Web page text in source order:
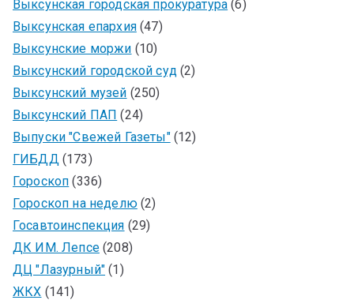
Выксунская городская прокуратура (6)
Выксунская епархия(47)
Выксунские моржи (10)
Выксунский городской суд(2)
Выксунский музей (250)
Выксунский ПАП (24)
Выпуски "Свежей Газеты"(12)
ГИБДД(173)
Гороскоп (336)
Гороскоп на неделю(2)
Госавтоинспекция (29)
ДК ИМ. Лепсе(208)
ДЦ "Лазурный" (1)
ЖКХ (141)